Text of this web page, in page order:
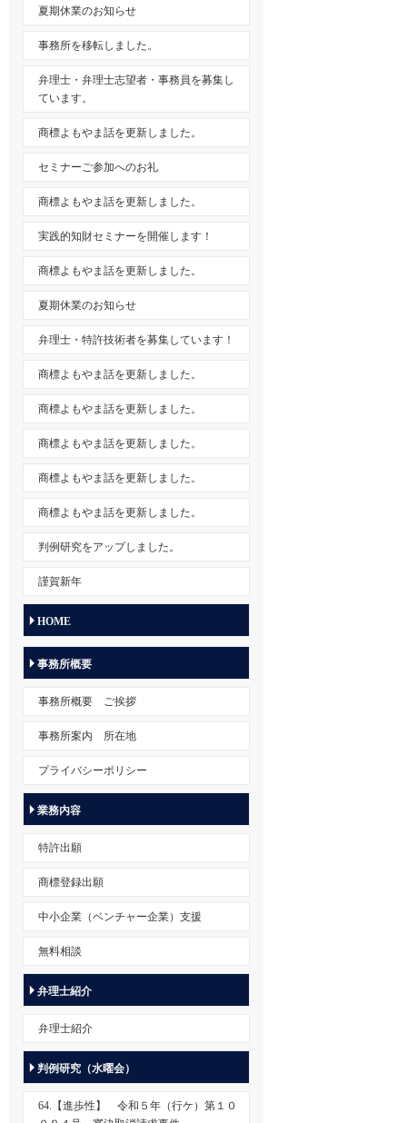
夏期休業のお知らせ
事務所を移転しました。
弁理士・弁理士志望者・事務員を募集し
ています。
商標よもやま話を更新しました。
セミナーご参加へのお礼
商標よもやま話を更新しました。
実践的知財セミナーを開催します！
商標よもやま話を更新しました。
夏期休業のお知らせ
弁理士・特許技術者を募集しています！
商標よもやま話を更新しました。
商標よもやま話を更新しました。
商標よもやま話を更新しました。
商標よもやま話を更新しました。
商標よもやま話を更新しました。
判例研究をアップしました。
謹賀新年
HOME
事務所概要
事務所概要 ご挨拶
事務所案内 所在地
プライバシーポリシー
業務内容
特許出願
商標登録出願
中小企業（ベンチャー企業）支援
無料相談
弁理士紹介
弁理士紹介
判例研究（水曜会）
64.【進歩性】 令和５年（行ケ）第１０